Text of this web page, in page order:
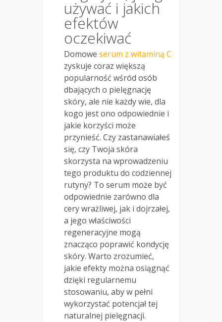
używać i jakich
efektów
oczekiwać
Domowe serum z witaminą C
zyskuje coraz większą
popularność wśród osób
dbających o pielęgnację
skóry, ale nie każdy wie, dla
kogo jest ono odpowiednie i
jakie korzyści może
przynieść. Czy zastanawiałeś
się, czy Twoja skóra
skorzysta na wprowadzeniu
tego produktu do codziennej
rutyny? To serum może być
odpowiednie zarówno dla
cery wrażliwej, jak i dojrzałej,
a jego właściwości
regeneracyjne mogą
znacząco poprawić kondycję
skóry. Warto zrozumieć,
jakie efekty można osiągnąć
dzięki regularnemu
stosowaniu, aby w pełni
wykorzystać potencjał tej
naturalnej pielęgnacji.